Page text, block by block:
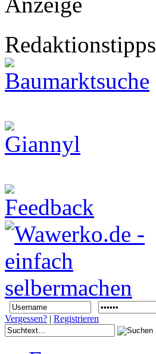
Redaktionstipps
Vergessen? Registrieren